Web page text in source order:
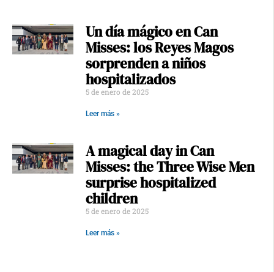
Un día mágico en Can
Misses: los Reyes Magos
sorprenden a niños
hospitalizados
5 de enero de 2025
Leer más »
A magical day in Can
Misses: the Three Wise Men
surprise hospitalized
children
5 de enero de 2025
Leer más »